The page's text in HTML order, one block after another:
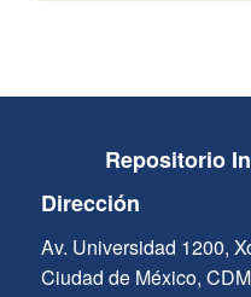
Repositorio
Dirección
Av. Universidad 1200,
Ciudad de México,